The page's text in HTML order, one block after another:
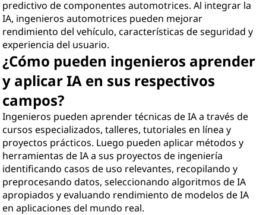
predictivo de componentes automotrices. Al integrar la
IA, ingenieros automotrices pueden mejorar
rendimiento del vehículo, características de seguridad y
experiencia del usuario.
¿Cómo pueden ingenieros aprender
y aplicar IA en sus respectivos
campos?
Ingenieros pueden aprender técnicas de IA a través de
cursos especializados, talleres, tutoriales en línea y
proyectos prácticos. Luego pueden aplicar métodos y
herramientas de IA a sus proyectos de ingeniería
identificando casos de uso relevantes, recopilando y
preprocesando datos, seleccionando algoritmos de IA
apropiados y evaluando rendimiento de modelos de IA
en aplicaciones del mundo real.